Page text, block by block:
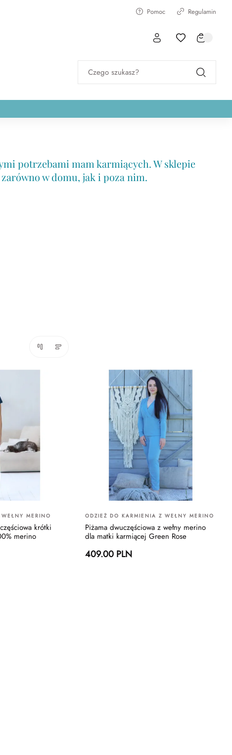
Pomoc Regulamin
Czego szukasz?
potrzebami mam karmiących. W sklepie
w domu, jak i poza nim.
MERINO
krótki
merino
ODZIEŻ DO KARMIENIA Z WEŁNY MERINO
Piżama dwuczęściowa z wełny merino
dla matki karmiącej Green Rose
409.00 PLN